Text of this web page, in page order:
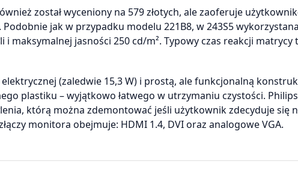
został wyceniony na 579 złotych, ale zaoferuje
jak w przypadku modelu 221B8, w 243S5 wykorzystana
i maksymalnej jasności 250 cd/m². Typowy czas reakcji matrycy
(zaledwie 15,3 W) i prostą, ale funkcjonalną
plastiku – wyjątkowo łatwego w utrzymaniu czystości. Philips
którą można zdemontować jeśli użytkownik zdecyduje się
monitora obejmuje: HDMI 1.4, DVI oraz analogowe VGA.